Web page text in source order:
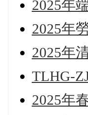
2025年
2025年
2025年
TLHG-
2025年